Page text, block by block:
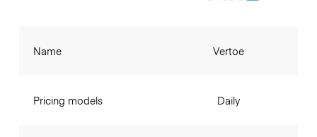
Name
Pricing models
Vertoe
Daily